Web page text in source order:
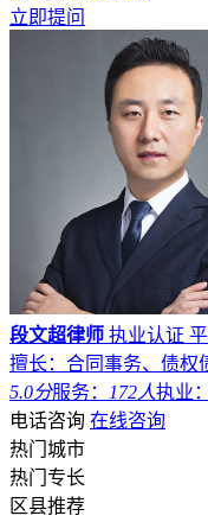
立即提问
段文超律师 执业认证
擅长：合同事务、债权
5.0分服务： 172人执业：
电话咨询 在线咨询
热门城市
热门专长
区县推荐